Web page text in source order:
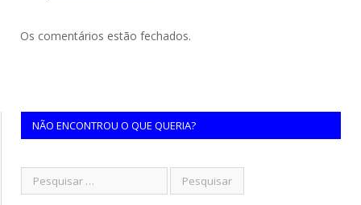
Os comentários estão fechados.
NÃO ENCONTROU O QUE QUERIA?